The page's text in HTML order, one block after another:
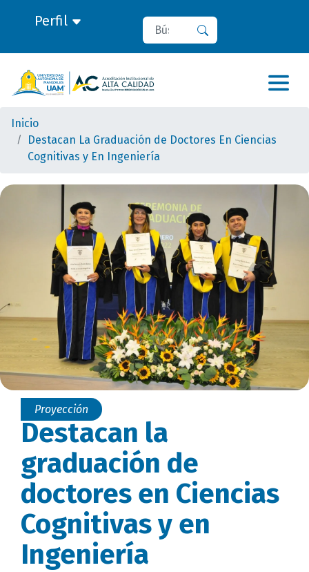
Perfil Buscar
Inicio
Destacan La Graduación de Doctores En Ciencias
Cognitivas y En Ingeniería
Proyección
Destacan la
graduación de
doctores en Ciencias
Cognitivas y en
Ingeniería